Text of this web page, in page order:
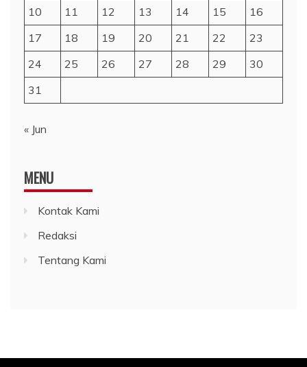
10
11 12 13 14 15
16
17
18 19 20 21 22
23
24
25 26 27 28 29
30
31
« Jun
MENU
Kontak Kami
Redaksi
Tentang Kami